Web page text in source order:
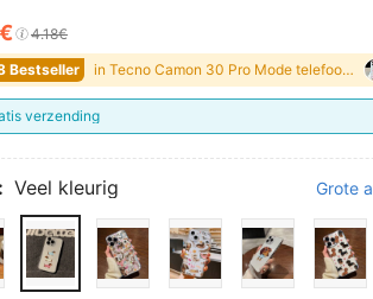
AND
4.18€
Bestseller
in Tecno Camon 30 Pro Mode telefoonhoesjes
verzending
Veel kleurig Grote